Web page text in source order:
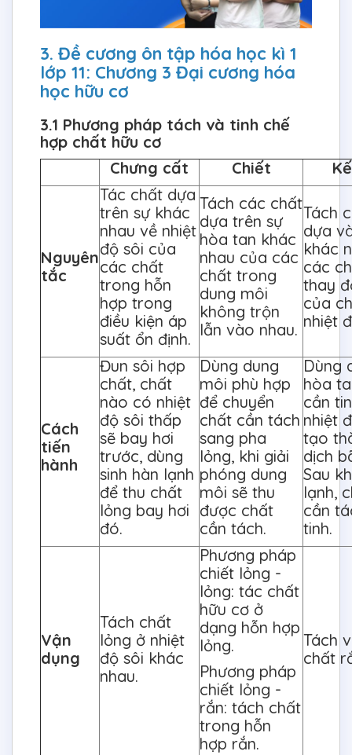
3. Đề cương ôn tập hóa học kì 1
lớp 11: Chương 3 Đại cương hóa
học hữu cơ
3.1 Phương pháp tách và tinh chế
hợp chất hữu cơ
Chưng cất
Chiết
Nguyên
tắc
Tác chất dựa
trên sự khác
nhau về nhiệt
độ sôi của
các chất
trong hỗn
hợp trong
điều kiện áp
suất ổn định.
Tách các chất
dựa trên sự
hòa tan khác
nhau của các
chất trong
dung môi
không trộn
lẫn vào nhau.
Tách
dựa
khác
các
thay
của
nhiệt
Cách
tiến
hành
Đun sôi hợp
chất, chất
nào có nhiệt
độ sôi thấp
sẽ bay hơi
trước, dùng
sinh hàn lạnh
để thu chất
lỏng bay hơi
đó.
Dùng dung
môi phù hợp
để chuyển
chất cần tách
sang pha
lỏng, khi giải
phóng dung
môi sẽ thu
được chất
cần tách.
Dùng
hòa
cần
nhiệt
tạo
dịch
Sau
lạnh,
cần
tinh.
Vận
dụng
Tách chất
lỏng ở nhiệt
độ sôi khác
nhau.
Phương pháp
chiết lỏng -
lỏng: tác chất
hữu cơ ở
dạng hỗn hợp
lỏng.
Phương pháp
chiết lỏng -
rắn: tách chất
trong hỗn
hợp rắn.
Tách
chất